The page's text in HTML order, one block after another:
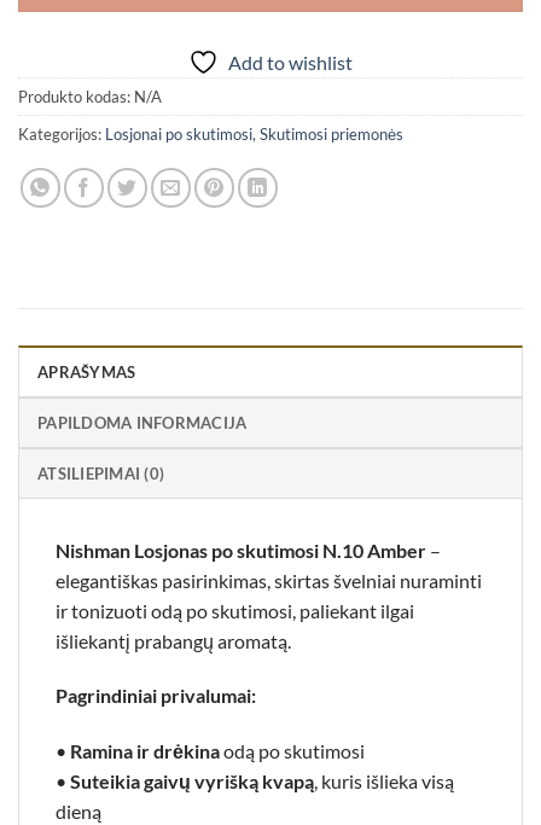
Add to wishlist
Produkto kodas: N/A
Kategorijos: Losjonai po skutimosi, Skutimosi priemonės
APRAŠYMAS
PAPILDOMA INFORMACIJA
ATSILIEPIMAI (0)
Nishman Losjonas po skutimosi N.10 Amber –
elegantiškas pasirinkimas, skirtas švelniai nuraminti
ir tonizuoti odą po skutimosi, paliekant ilgai
išliekantį prabangų aromatą.
Pagrindiniai privalumai:
• Ramina ir drėkinaodą po skutimosi
• Suteikia gaivų vyrišką kvapą, kuris išlieka visą
dieną